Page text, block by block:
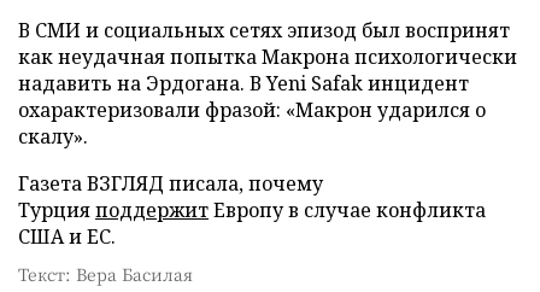
В СМИ и социальных сетях эпизод был воспринят
как неудачная попытка Макрона психологически
надавить на Эрдогана. В Yeni Safak инцидент
охарактеризовали фразой: «Макрон ударился о
скалу».
Газета ВЗГЛЯД писала, почему
ТурцияподдержитЕвропу в случае конфликта
США и ЕС.
Текст: Вера Басилая